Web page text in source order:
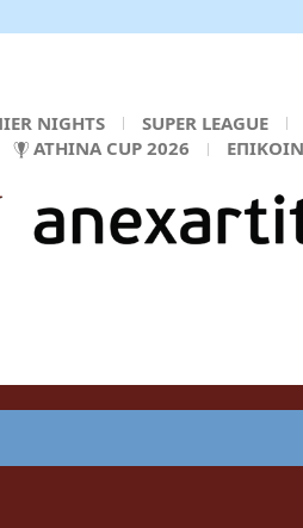
NIGHTS
SUPER LEAGUE
ATHINA CUP 2026